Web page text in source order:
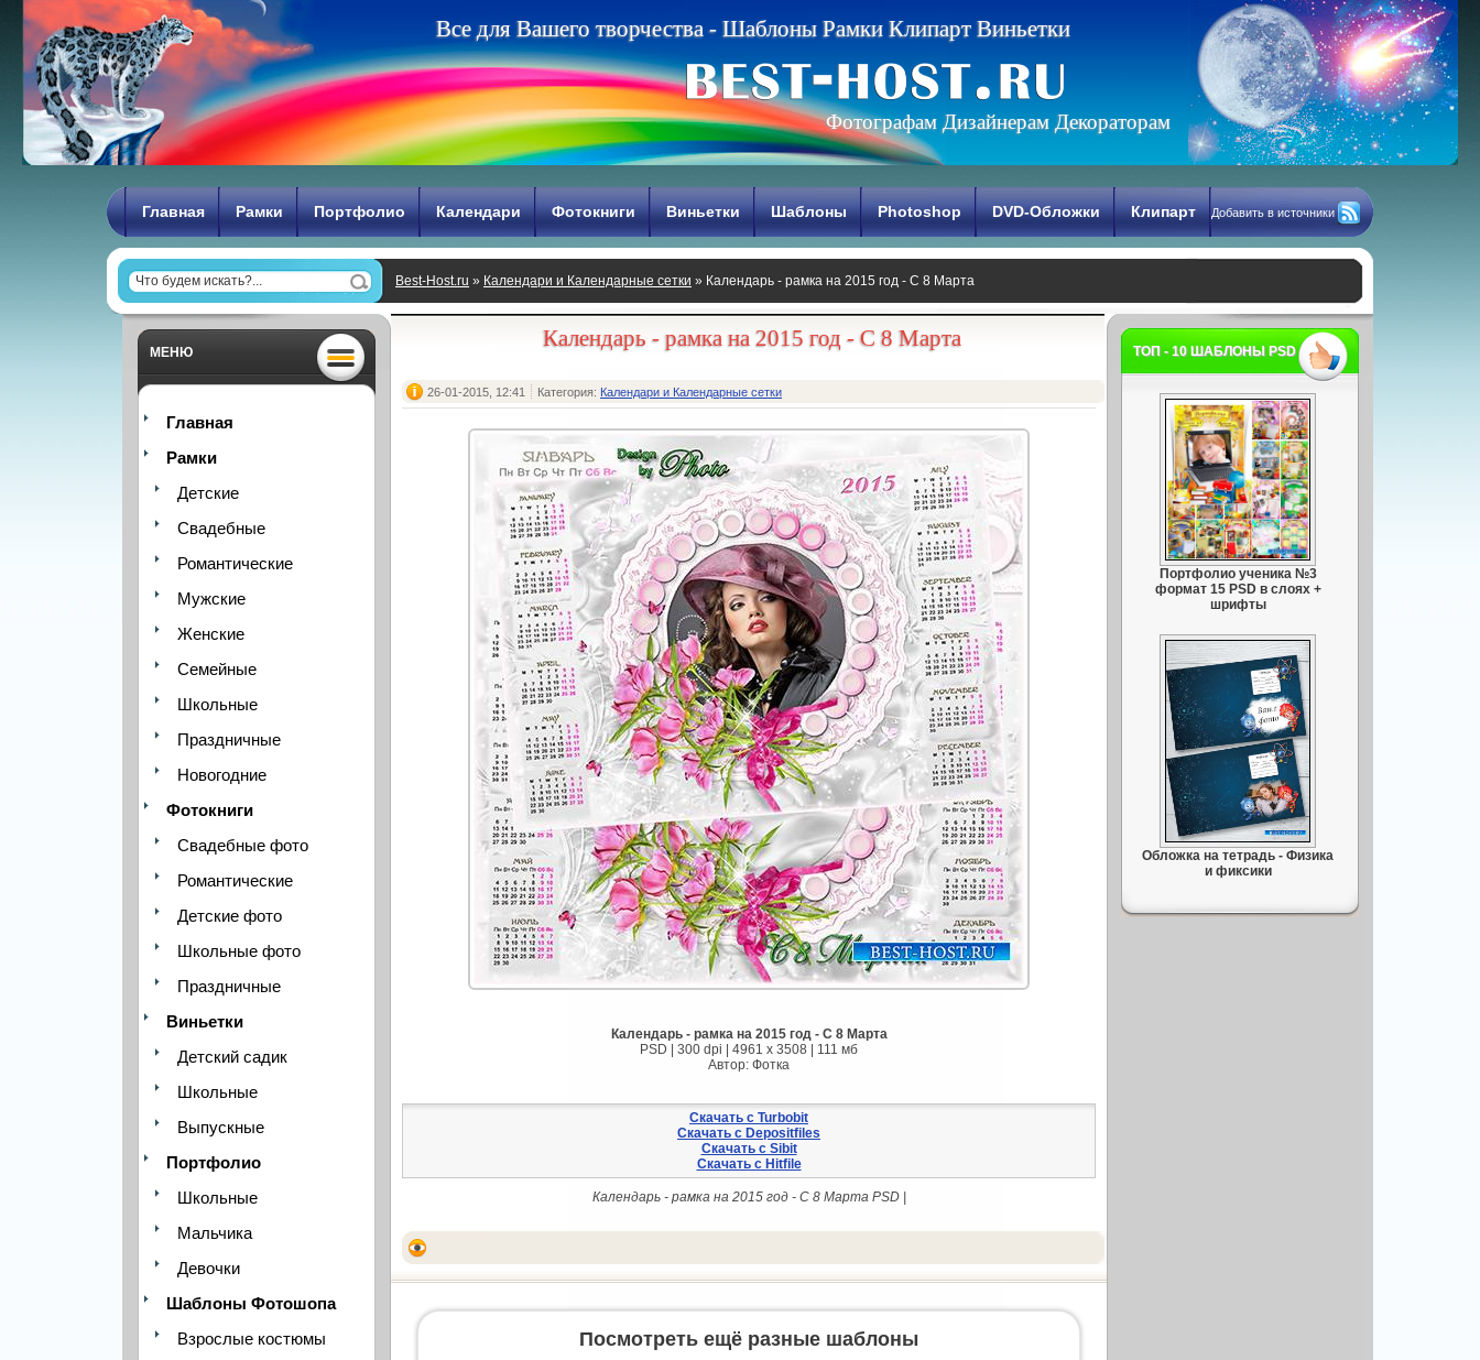
Все для Вашего творчества - Шаблоны Рамки Клипарт Виньетки
Фотографам Дизайнерам Декораторам
Главная Рамки Портфолио Календари Фотокниги Виньетки Шаблоны Photoshop DVD-Обложки Клипарт Добавить в источники
Best-Host.ru » Календари и Календарные сетки » Календарь - рамка на 2015 год - С 8 Марта
МЕНЮ
Главная
Рамки
Детские
Свадебные
Романтические
Мужские
Женские
Семейные
Школьные
Праздничные
Новогодние
Фотокниги
Свадебные фото
Романтические
Детские фото
Школьные фото
Праздничные
Виньетки
Детский садик
Школьные
Выпускные
Портфолио
Школьные
Мальчика
Девочки
Шаблоны Фотошопа
Взрослые костюмы
Календарь - рамка на 2015 год - С 8 Марта
26-01-2015, 12:41 Категория: Календари и Календарные сетки
Календарь - рамка на 2015 год - С 8 Марта
PSD | 300 dpi | 4961 x 3508 | 111 мб
Автор: Фотка
Скачать с Turbobit
Скачать с Depositfiles
Скачать с Sibit
Скачать с Hitfile
Календарь - рамка на 2015 год - С 8 Марта PSD |
Посмотреть ещё разные шаблоны
ТОП - 10 ШАБЛОНЫ PSD
Портфолио ученика №3
формат 15 PSD в слоях +
шрифты
Обложка на тетрадь - Физика
и фиксики